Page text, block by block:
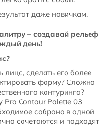
даже новичкам.
– создавай рельеф
день!
сделать его более
форму? Сложно
контуринга?
Pro Contour Palette 03
собрано в одной
сочетаются и подходят